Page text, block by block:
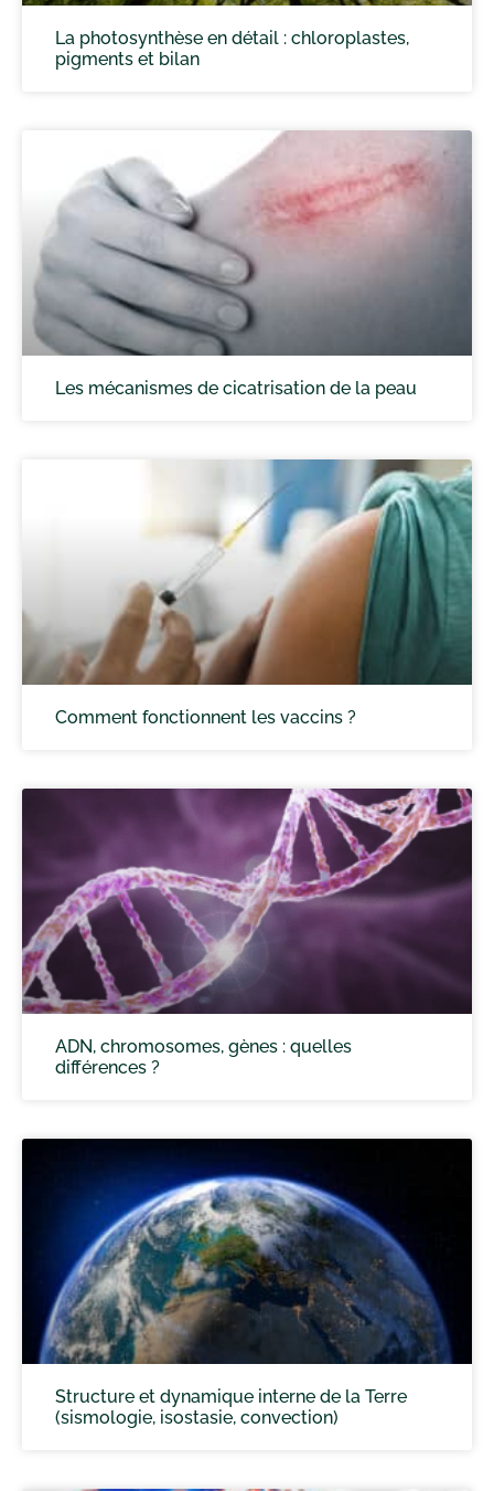
La photosynthèse en détail : chloroplastes,
pigments et bilan
Les mécanismes de cicatrisation de la peau
Comment fonctionnent les vaccins ?
ADN, chromosomes, gènes : quelles
différences ?
Structure et dynamique interne de la Terre
(sismologie, isostasie, convection)